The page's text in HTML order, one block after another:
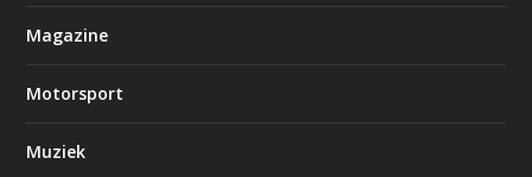
Magazine
Motorsport
Muziek